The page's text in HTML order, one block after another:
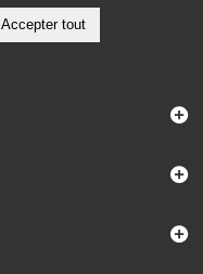
Accepter tout